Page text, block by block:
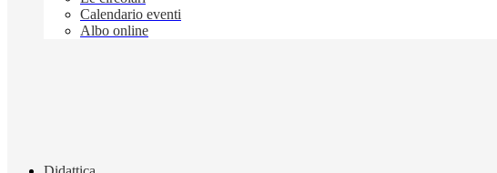
Calendario eventi
Albo online